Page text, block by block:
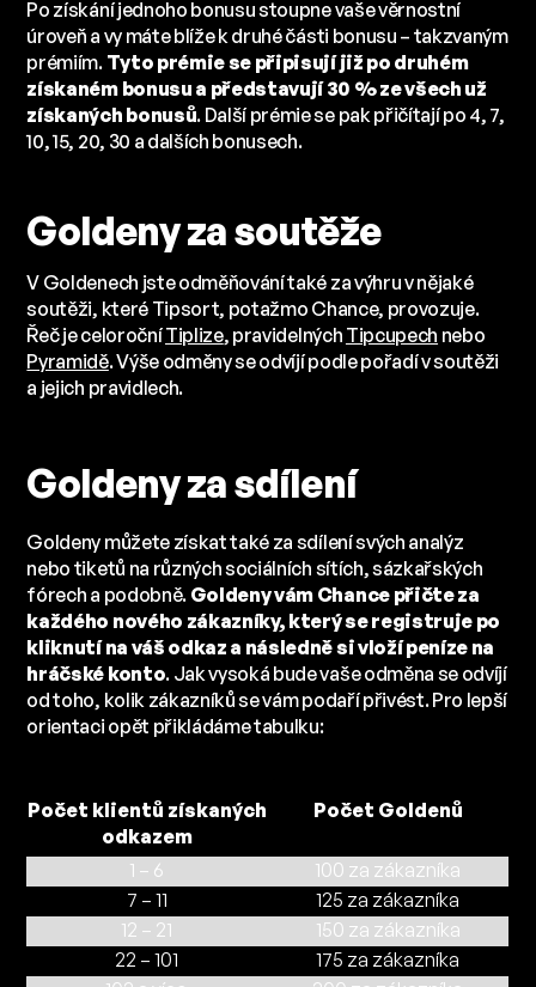
Po získání jednoho bonusu stoupne vaše věrnostní
úroveň a vy máte blíže k druhé části bonusu – takzvaným
prémiím. Tyto prémie se připisují již po druhém
získaném bonusu a představují 30 % ze všech už
získaných bonusů. Další prémie se pak přičítají po 4, 7,
10, 15, 20, 30 a dalších bonusech.
Goldeny za soutěže
V Goldenech jste odměňování také za výhru v nějaké
soutěži, které Tipsort, potažmo Chance, provozuje.
Řeč je celoročníTiplize, pravidelných Tipcupech nebo
Pyramidě. Výše odměny se odvíjí podle pořadí v soutěži
a jejich pravidlech.
Goldeny za sdílení
Goldeny můžete získat také za sdílení svých analýz
nebo tiketů na různých sociálních sítích, sázkařských
fórech a podobně. Goldeny vám Chance přičte za
každého nového zákazníky, který se registruje po
kliknutí na váš odkaz a následně si vloží peníze na
hráčské konto. Jak vysoká bude vaše odměna se odvíjí
od toho, kolik zákazníků se vám podaří přivést. Pro lepší
orientaci opět přikládáme tabulku:
Počet klientů získaných
odkazem
Počet Goldenů
1 – 6
100 za zákazníka
7 – 11
125 za zákazníka
12 – 21
150 za zákazníka
22 – 101
175 za zákazníka